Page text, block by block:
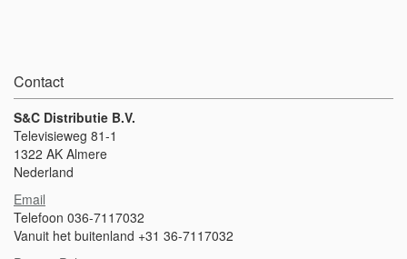
Contact
S&C Distributie B.V.
Televisieweg 81-1
1322 AK Almere
Nederland
Email
Telefoon 036-7117032
Vanuit het buitenland +31 36-7117032